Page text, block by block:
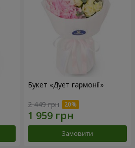
Букет «Дует гармонії»
2 449 грн
Замовити